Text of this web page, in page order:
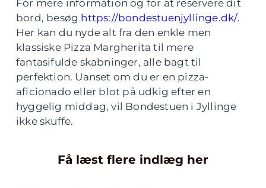
For mere information og for at reservere dit
bord, besøg https://bondestuenjyllinge.dk/.
Her kan du nyde alt fra den enkle men
klassiske Pizza Margherita til mere
fantasifulde skabninger, alle bagt til
perfektion. Uanset om du er en pizza-
aficionado eller blot på udkig efter en
hyggelig middag, vil Bondestuen i Jyllinge
ikke skuffe.
Få læst flere indlæg her